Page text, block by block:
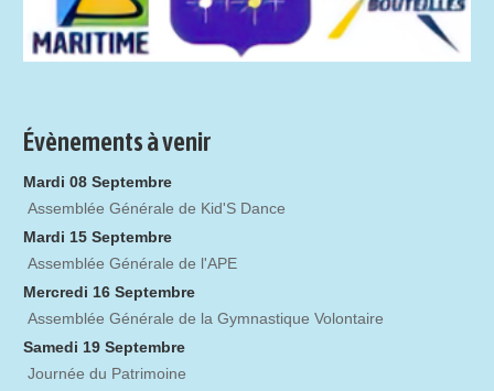
Évènements à venir
Mardi 08 Septembre
Assemblée Générale de Kid'S Dance
Mardi 15 Septembre
Assemblée Générale de l'APE
Mercredi 16 Septembre
Assemblée Générale de la Gymnastique Volontaire
Samedi 19 Septembre
Journée du Patrimoine